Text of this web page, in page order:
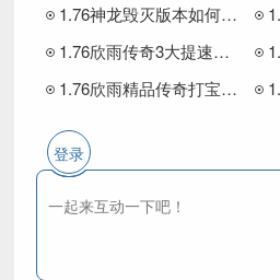
1.76神龙毁灭版本如何高效刷怪
1.76欣雨传奇3大提速技巧让屠龙刀不再是梦
1.76欣雨精品传奇打宝技巧大，教你如何高效刷材料
登录